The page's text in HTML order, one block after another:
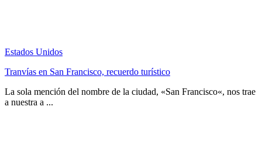
Estados Unidos
Tranvías en San Francisco, recuerdo turístico
La sola mención del nombre de la ciudad, «San Francisco«, nos trae
a nuestra a ...